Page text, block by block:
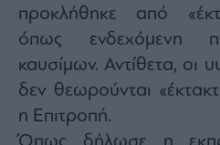
προκλήθηκε από
όπως ενδεχόμενη
καυσίμων. Αντίθετα, οι
δεν θεωρούνται
η Επιτροπή.